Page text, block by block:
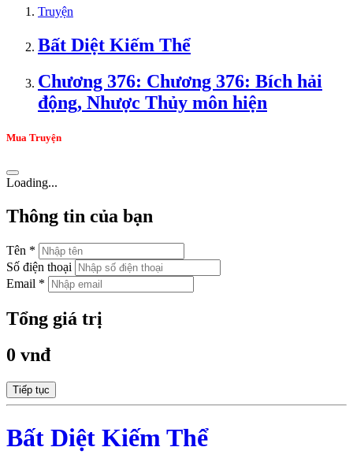
Truyện
Bất Diệt Kiếm Thể
Chương 376: Chương 376: Bích hải
động, Nhược Thủy môn hiện
Mua Truyện
Loading...
Thông tin của bạn
Tên *
Số điện thoại
Email *
Tổng giá trị
0 vnđ
Tiếp tục
Bất Diệt Kiếm Thể